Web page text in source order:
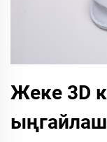
Жеке 3D